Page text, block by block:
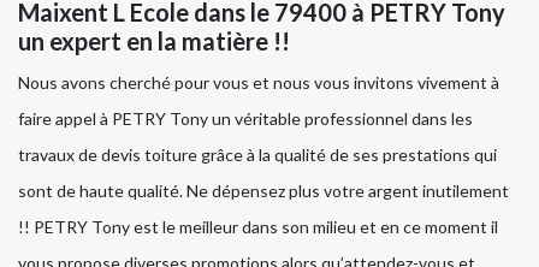
Maixent L Ecole dans le 79400 à PETRY Tony
un expert en la matière !!
Nous avons cherché pour vous et nous vous invitons vivement à
faire appel à PETRY Tony un véritable professionnel dans les
travaux de devis toiture grâce à la qualité de ses prestations qui
sont de haute qualité. Ne dépensez plus votre argent inutilement
!! PETRY Tony est le meilleur dans son milieu et en ce moment il